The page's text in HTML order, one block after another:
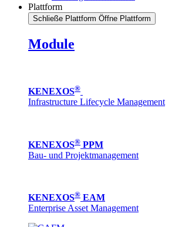
Plattform
Schließe Plattform Öffne Plattform
Module
KENEXOS®
Infrastructure Lifecycle Management
KENEXOS® PPM
Bau- und Projektmanagement
KENEXOS® EAM
Enterprise Asset Management